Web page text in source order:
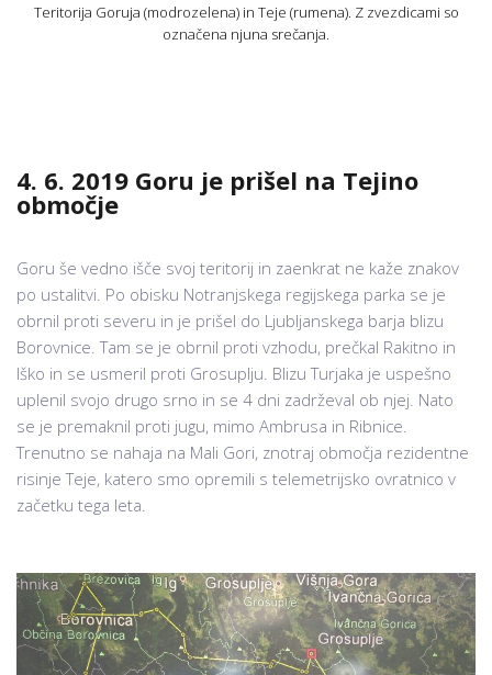
Teritorija Goruja (modrozelena) in Teje (rumena). Z zvezdicami so
označena njuna srečanja.
4. 6. 2019 Goru je prišel na Tejino
območje
Goru še vedno išče svoj teritorij in zaenkrat ne kaže znakov
po ustalitvi. Po obisku Notranjskega regijskega parka se je
obrnil proti severu in je prišel do Ljubljanskega barja blizu
Borovnice. Tam se je obrnil proti vzhodu, prečkal Rakitno in
Iško in se usmeril proti Grosuplju. Blizu Turjaka je uspešno
uplenil svojo drugo srno in se 4 dni zadrževal ob njej. Nato
se je premaknil proti jugu, mimo Ambrusa in Ribnice.
Trenutno se nahaja na Mali Gori, znotraj območja rezidentne
risinje Teje, katero smo opremili s telemetrijsko ovratnico v
začetku tega leta.